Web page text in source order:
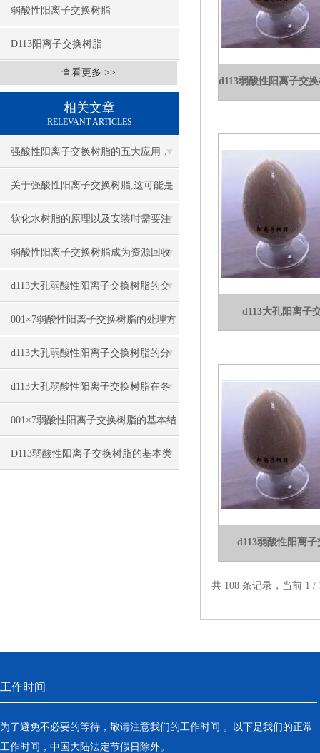
弱酸性阳离子交换树脂
D113阳离子交换树脂
查看更多 >>
相关文章
RELEVANT ARTICLES
强酸性阳离子交换树脂的五大应用，
你知道吗？
关于强酸性阳离子交换树脂,这可能是
一篇刷新你认知的文章
软化水树脂的原理以及安装时需要注
意什么？
弱酸性阳离子交换树脂成为资源回收
与高纯制备的绿色技术核心
d113大孔弱酸性阳离子交换树脂的交
换容量与耐用性
001×7弱酸性阳离子交换树脂的处理方
法与清理
d113大孔弱酸性阳离子交换树脂的分
类与树脂类型
d113大孔弱酸性阳离子交换树脂在冬
季该怎么保存？
001×7弱酸性阳离子交换树脂的基本结
构与预处理
D113弱酸性阳离子交换树脂的基本类
d113大孔阳离子
d113弱酸性阳离
共 108 条记录，当前
工作时间
为了避免不必要的等待，敬请注意我们的工作时间 。以下是我们的正常
工作时间，中国大陆法定节假日除外。